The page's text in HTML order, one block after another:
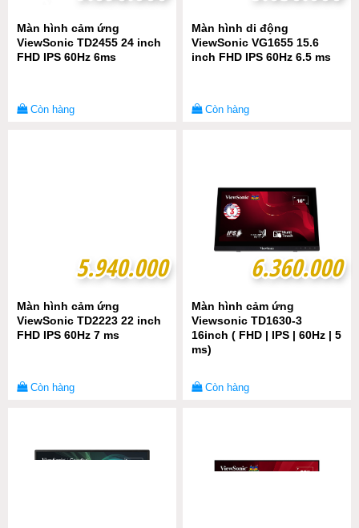
Màn hình cảm ứng
ViewSonic TD2455 24 inch
FHD IPS 60Hz 6ms
Còn hàng
Màn hình di động
ViewSonic VG1655 15.6
inch FHD IPS 60Hz 6.5 ms
Còn hàng
5.940.000
5.940.000
Màn hình cảm ứng
ViewSonic TD2223 22 inch
FHD IPS 60Hz 7 ms
Còn hàng
6.360.000
6.360.000
Màn hình cảm ứng
Viewsonic TD1630-3
16inch ( FHD | IPS | 60Hz | 5
ms)
Còn hàng